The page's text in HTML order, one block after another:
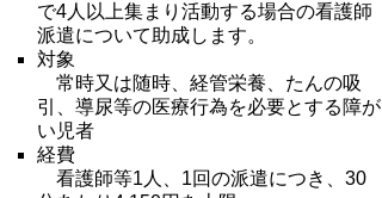
で4人以上集まり活動する場合の看護師
派遣について助成します。
対象
常時又は随時、経管栄養、たんの吸
引、導尿等の医療行為を必要とする障が
い児者
経費
看護師等1人、1回の派遣につき、30